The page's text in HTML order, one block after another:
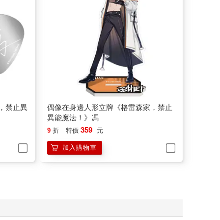
禁止異
偶像在身邊人形立牌《格雷森家，禁止
異能魔法！》馮
9 折 特價 359 元
加入購物車